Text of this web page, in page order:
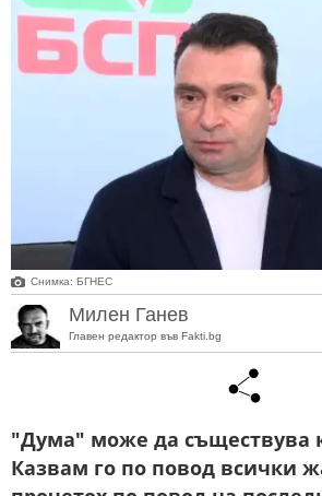
Снимка: БГНЕС
Милен Ганев
Главен редактор във Fakti.bg
"Дума" може да съществува
Казвам го по повод всички